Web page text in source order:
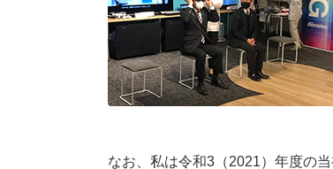
なお、私は令和3（2021）年度の